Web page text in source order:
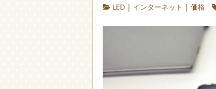
LED | インターネット |価格